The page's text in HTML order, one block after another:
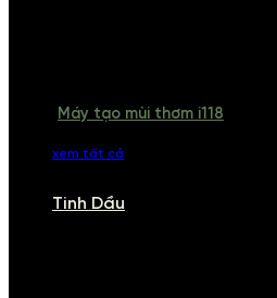
Máy tạo mùi thơm i118
xem tất cả
Tinh Dầu